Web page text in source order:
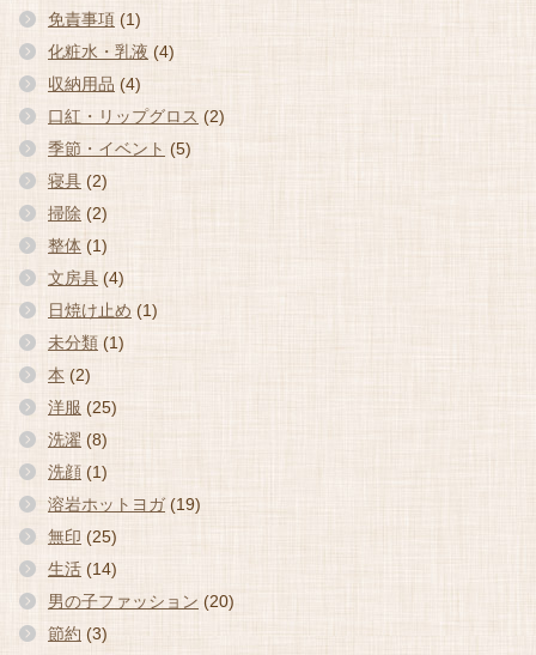
免責事項 (1)
化粧水・乳液 (4)
収納用品 (4)
口紅・リップグロス (2)
季節・イベント (5)
寝具 (2)
掃除 (2)
整体 (1)
文房具 (4)
日焼け止め (1)
未分類 (1)
本 (2)
洋服 (25)
洗濯 (8)
洗顔 (1)
溶岩ホットヨガ(19)
無印 (25)
生活 (14)
男の子ファッション (20)
節約 (3)